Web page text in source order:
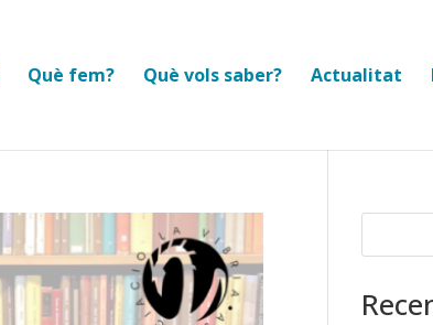
Què fem? Què vols saber? Actualitat